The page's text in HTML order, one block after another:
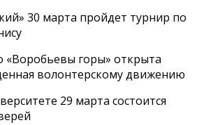
30 марта пройдет турнир по
«Воробьевы горы» открыта
волонтерскому движению
29 марта состоится